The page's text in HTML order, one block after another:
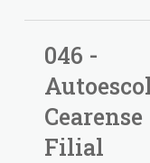
046 -
Cearense
Filial